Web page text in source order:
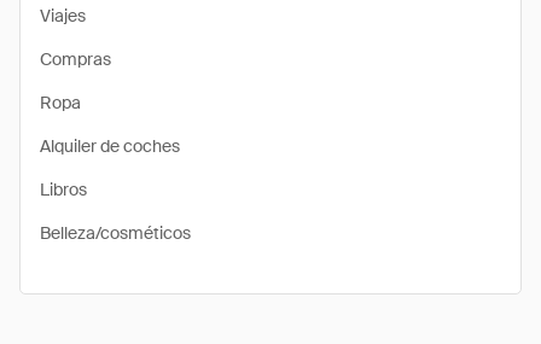
Viajes
Compras
Ropa
Alquiler de coches
Libros
Belleza/cosméticos